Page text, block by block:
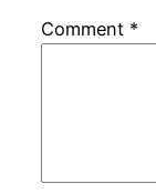
Comment *